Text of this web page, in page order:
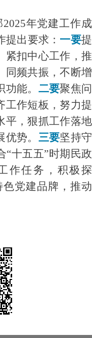
年党建工作成
出要求： 一要提
紧扣中心工作，推
同频共振，不断增
能。 二要聚焦问
工作短板，努力提
平，狠抓工作落地
势。 三要坚持守
“十五五”时期民政
作任务，积极探
色党建品牌，推动